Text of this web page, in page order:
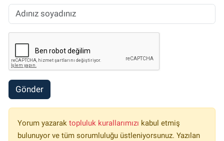
Gönder
Yorum yazarak topluluk kurallarımızı kabul etmiş
bulunuyor ve tüm sorumluluğu üstleniyorsunuz. Yazılan